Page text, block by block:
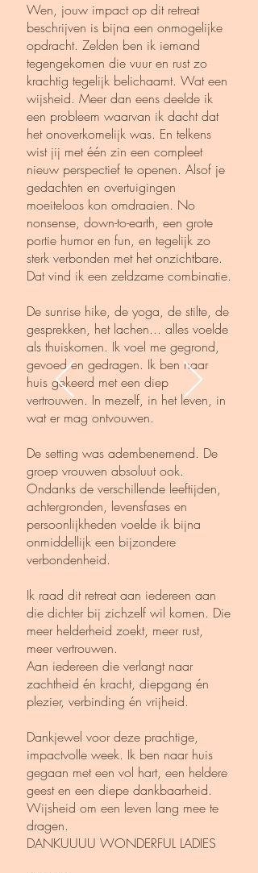
Wen, jouw impact op dit retreat
beschrijven is bijna een onmogelijke
opdracht. Zelden ben ik iemand
tegengekomen die vuur en rust zo
krachtig tegelijk belichaamt. Wat een
wijsheid. Meer dan eens deelde ik
een probleem waarvan ik dacht dat
het onoverkomelijk was. En telkens
wist jij met één zin een compleet
nieuw perspectief te openen. Alsof je
gedachten en overtuigingen
moeiteloos kon omdraaien. No
nonsense, down-to-earth, een grote
portie humor en fun, en tegelijk zo
sterk verbonden met het onzichtbare.
Dat vind ik een zeldzame combinatie.
De sunrise hike, de yoga, de stilte, de
gesprekken, het lachen... alles voelde
als thuiskomen. Ik voel me gegrond,
gevoed en gedragen. Ik ben naar
huis gekeerd met een diep
vertrouwen. In mezelf, in het leven, in
wat er mag ontvouwen.
De setting was adembenemend. De
groep vrouwen absoluut ook.
Ondanks de verschillende leeftijden,
achtergronden, levensfases en
persoonlijkheden voelde ik bijna
onmiddellijk een bijzondere
verbondenheid.
Ik raad dit retreat aan iedereen aan
die dichter bij zichzelf wil komen. Die
meer helderheid zoekt, meer rust,
meer vertrouwen.
Aan iedereen die verlangt naar
zachtheid én kracht, diepgang én
plezier, verbinding én vrijheid.
Dankjewel voor deze prachtige,
impactvolle week. Ik ben naar huis
gegaan met een vol hart, een heldere
geest en een diepe dankbaarheid.
Wijsheid om een leven lang mee te
dragen.
DANKUUUU WONDERFUL LADIES